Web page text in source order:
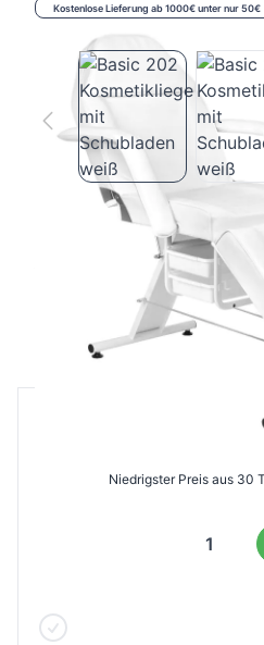
Kostenlose Lieferung ab 1000€ unter nur 50€
Basic 202
Niedrigster Preis aus 30